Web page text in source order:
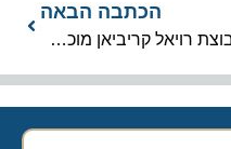
הכתבה הבאה
קבוצת רויאל קריביאן מוכרת את אזמרה תמורת 201 מיליון דולר